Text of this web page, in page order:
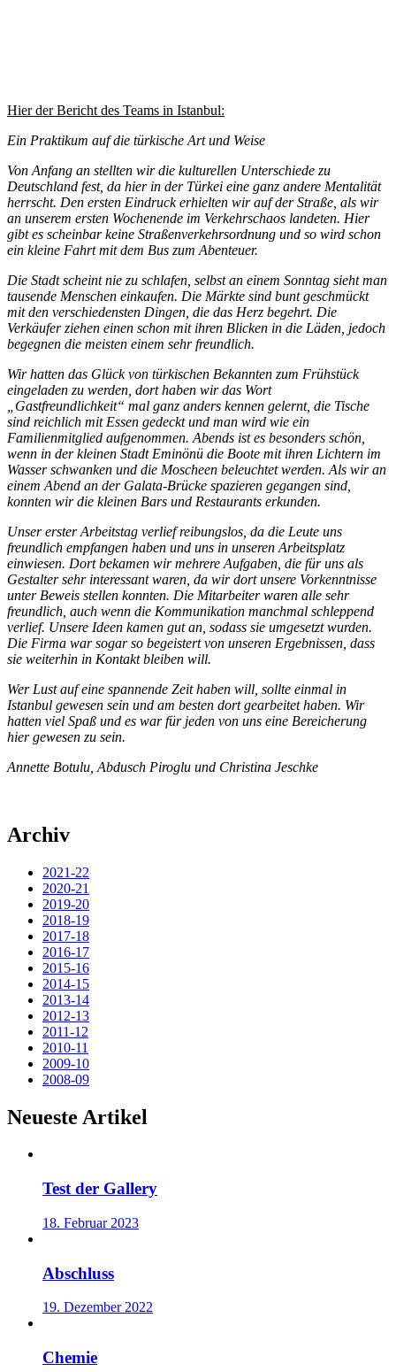
Hier der Bericht des Teams in Istanbul:
Ein Praktikum auf die türkische Art und Weise
Von Anfang an stellten wir die kulturellen Unterschiede zu
Deutschland fest, da hier in der Türkei eine ganz andere Mentalität
herrscht. Den ersten Eindruck erhielten wir auf der Straße, als wir
an unserem ersten Wochenende im Verkehrschaos landeten. Hier
gibt es scheinbar keine Straßenverkehrsordnung und so wird schon
ein kleine Fahrt mit dem Bus zum Abenteuer.
Die Stadt scheint nie zu schlafen, selbst an einem Sonntag sieht man
tausende Menschen einkaufen. Die Märkte sind bunt geschmückt
mit den verschiedensten Dingen, die das Herz begehrt. Die
Verkäufer ziehen einen schon mit ihren Blicken in die Läden, jedoch
begegnen die meisten einem sehr freundlich.
Wir hatten das Glück von türkischen Bekannten zum Frühstück
eingeladen zu werden, dort haben wir das Wort
„Gastfreundlichkeit“ mal ganz anders kennen gelernt, die Tische
sind reichlich mit Essen gedeckt und man wird wie ein
Familienmitglied aufgenommen. Abends ist es besonders schön,
wenn in der kleinen Stadt Eminönü die Boote mit ihren Lichtern im
Wasser schwanken und die Moscheen beleuchtet werden. Als wir an
einem Abend an der Galata-Brücke spazieren gegangen sind,
konnten wir die kleinen Bars und Restaurants erkunden.
Unser erster Arbeitstag verlief reibungslos, da die Leute uns
freundlich empfangen haben und uns in unseren Arbeitsplatz
einwiesen. Dort bekamen wir mehrere Aufgaben, die für uns als
Gestalter sehr interessant waren, da wir dort unsere Vorkenntnisse
unter Beweis stellen konnten. Die Mitarbeiter waren alle sehr
freundlich, auch wenn die Kommunikation manchmal schleppend
verlief. Unsere Ideen kamen gut an, sodass sie umgesetzt wurden.
Die Firma war sogar so begeistert von unseren Ergebnissen, dass
sie weiterhin in Kontakt bleiben will.
Wer Lust auf eine spannende Zeit haben will, sollte einmal in
Istanbul gewesen sein und am besten dort gearbeitet haben. Wir
hatten viel Spaß und es war für jeden von uns eine Bereicherung
hier gewesen zu sein.
Annette Botulu, Abdusch Piroglu und Christina Jeschke
Archiv
2021-22
2020-21
2019-20
2018-19
2017-18
2016-17
2015-16
2014-15
2013-14
2012-13
2011-12
2010-11
2009-10
2008-09
Neueste Artikel
Test der Gallery
18. Februar 2023
Abschluss
19. Dezember 2022
Chemie